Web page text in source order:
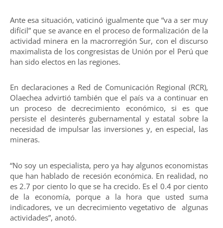
Ante esa situación, vaticinó igualmente que “va a ser muy
difícil” que se avance en el proceso de formalización de la
actividad minera en la macrorregión Sur, con el discurso
maximalista de los congresistas de Unión por el Perú que
han sido electos en las regiones.
En declaraciones a Red de Comunicación Regional (RCR),
Olaechea advirtió también que el país va a continuar en
un proceso de decrecimiento económico, si es que
persiste el desinterés gubernamental y estatal sobre la
necesidad de impulsar las inversiones y, en especial, las
mineras.
“No soy un especialista, pero ya hay algunos economistas
que han hablado de recesión económica. En realidad, no
es 2.7 por ciento lo que se ha crecido. Es el 0.4 por ciento
de la economía, porque a la hora que usted suma
indicadores, ve un decrecimiento vegetativo de algunas
actividades”, anotó.